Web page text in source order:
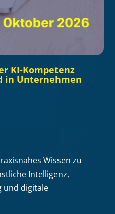
KI-Kompetenz
in Unternehmen
Wissen zu
Intelligenz,
und digitale